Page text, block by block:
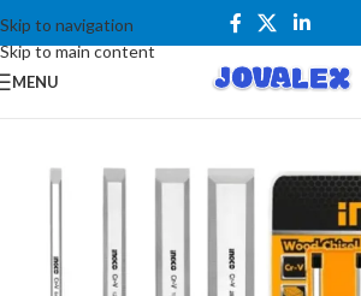
Skip to navigation
Skip to main content
MENU